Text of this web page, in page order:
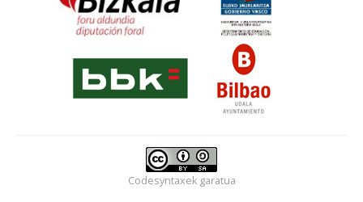
Codesyntaxekgaratua